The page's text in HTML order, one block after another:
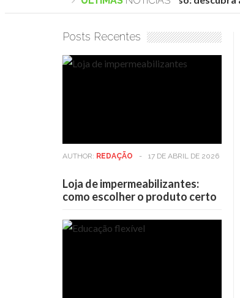
Posts Recentes
AUTHOR: REDAÇÃO - 17 DE ABRIL DE 2026
Loja de impermeabilizantes:
como escolher o produto certo